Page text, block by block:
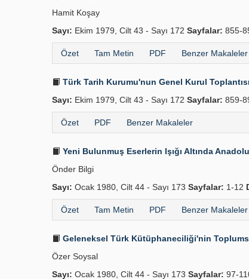
Hamit Koşay
Sayı: Ekim 1979, Cilt 43 - Sayı 172 Sayfalar: 855-
Özet Tam Metin PDF Benzer Makaleler
Türk Tarih Kurumu'nun Genel Kurul
Sayı: Ekim 1979, Cilt 43 - Sayı 172 Sayfalar: 859-
Özet PDF Benzer Makaleler
Yeni Bulunmuş Eserlerin Işığı Altında
Önder Bilgi
Sayı: Ocak 1980, Cilt 44 - Sayı 173 Sayfalar: 1-12
Özet Tam Metin PDF Benzer Makaleler
Geleneksel Türk Kütüphaneciliği'nin
Özer Soysal
Sayı: Ocak 1980, Cilt 44 - Sayı 173 Sayfalar: 97-